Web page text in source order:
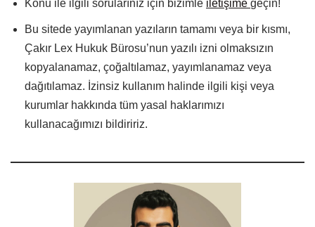
Konu ile ilgili sorularınız için bizimle iletişime geçin!
Bu sitede yayımlanan yazıların tamamı veya bir kısmı,
Çakır Lex Hukuk Bürosu’nun yazılı izni olmaksızın
kopyalanamaz, çoğaltılamaz, yayımlanamaz veya
dağıtılamaz. İzinsiz kullanım halinde ilgili kişi veya
kurumlar hakkında tüm yasal haklarımızı
kullanacağımızı bildiririz.